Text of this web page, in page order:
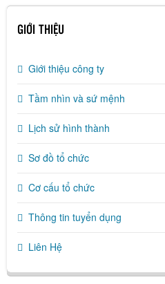
GIỚI THIỆU
Giới thiệu công ty
Tầm nhìn và sứ mệnh
Lịch sử hình thành
Sơ đồ tổ chức
Cơ cấu tổ chức
Thông tin tuyển dụng
Liên Hệ